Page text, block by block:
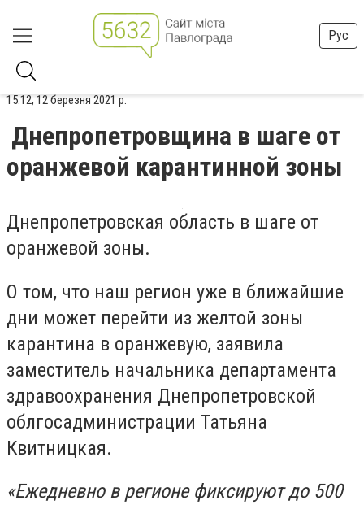
Рус
15:12, 12 березня 2021 р.
Днепропетровщина в шаге от
оранжевой карантинной зоны
Днепропетровская область в шаге от
оранжевой зоны.
О том, что наш регион уже в ближайшие
дни может перейти из желтой зоны
карантина в оранжевую, заявила
заместитель начальника департамента
здравоохранения Днепропетровской
облгосадминистрации Татьяна
Квитницкая.
«Ежедневно в регионе фиксируют до 500